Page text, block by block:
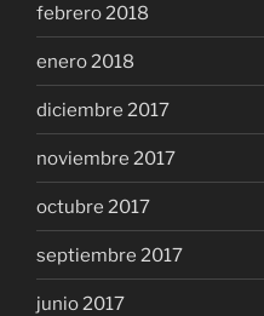
febrero 2018
enero 2018
diciembre 2017
noviembre 2017
octubre 2017
septiembre 2017
junio 2017